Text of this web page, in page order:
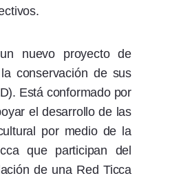
nuevo proyecto de
conservación de sus
Está conformado por
el desarrollo de las
por medio de la
que participan del
de una Red Ticca